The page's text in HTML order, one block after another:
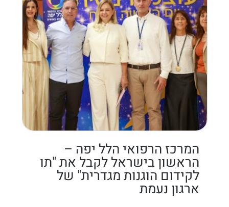
המרכז הרפואי הלל יפה –
הראשון בישראל לקבל את "תו
לקידום הוגנות מגדרית" של
ארגון נעמת